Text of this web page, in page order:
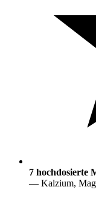
7 hochdosierte
— Kalzium,